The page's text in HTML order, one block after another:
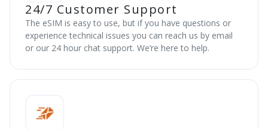
24/7 Customer Support
The eSIM is easy to use, but if you have questions or
experience technical issues you can reach us by email
or our 24 hour chat support. We’re here to help.